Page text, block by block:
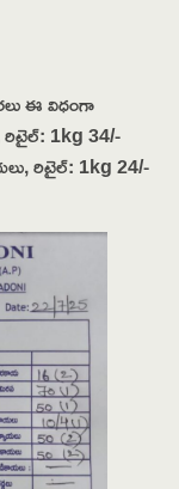
ఈ విధంగా
1kg 34/-
రిటైల్: 1kg 24/-